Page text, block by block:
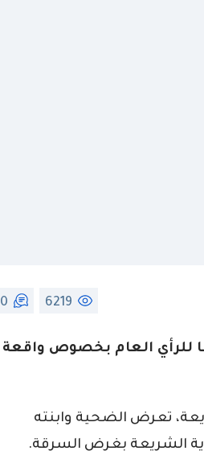
6219
0
للرأي العام بخصوص واقعة
تعرض الضحية وابنته
الشريعة بغرض السرقة.